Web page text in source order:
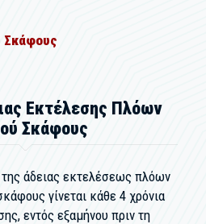
Σκάφους
Εκτέλεσης Πλόων
Σκάφους
άδειας εκτελέσεως πλόων
γίνεται κάθε 4 χρόνια
εντός εξαμήνου πριν τη